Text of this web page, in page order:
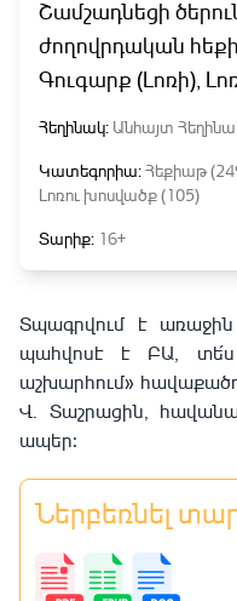
Շամշադնեցի
ժողովրդական
Գուգարք (Լոռի),
Հեղինակ: Անհայտ
Կատեգորիա:Հեքիաթ
Լոռու խոսվածք (105)
Տարիք: 16+
Տպագրվում է
պահվոսէ է ԲԱ,
աշխարհում»
Վ. Տաշրացին,
ապեր։
Ներբեռնել